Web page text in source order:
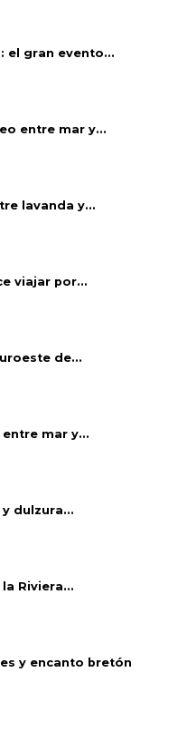
el gran evento...
entre mar y...
lavanda y...
viajar por...
de...
mar y...
dulzura...
Riviera...
y encanto bretón